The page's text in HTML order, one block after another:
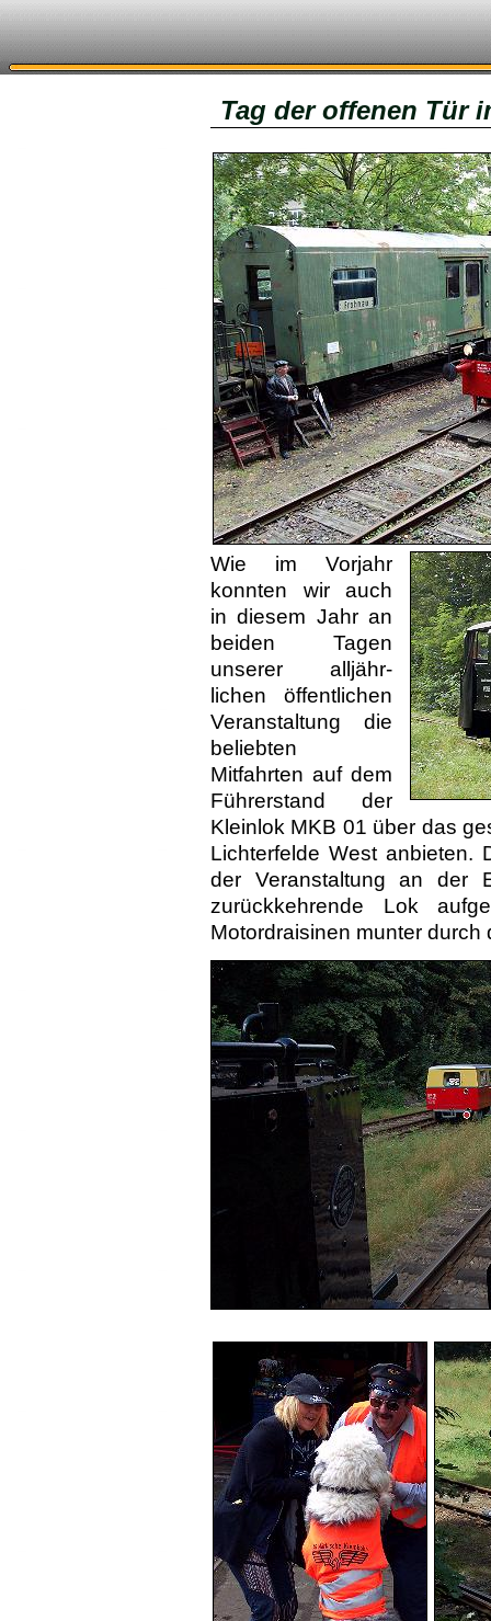
Tag der offenen Tür
Wie im Vorjahr
konnten wir auch
in diesem Jahr an
beiden Tagen
unserer all­jähr­
lichen öf­fent­lichen
Ver­an­staltung die
beliebten
Mitfahrten auf dem
Führer­stand der
Kleinlok MKB 01 über das
Lichterfelde West anbieten.
der Veranstaltung an der
zurück­kehrende Lok
Motordraisinen munter